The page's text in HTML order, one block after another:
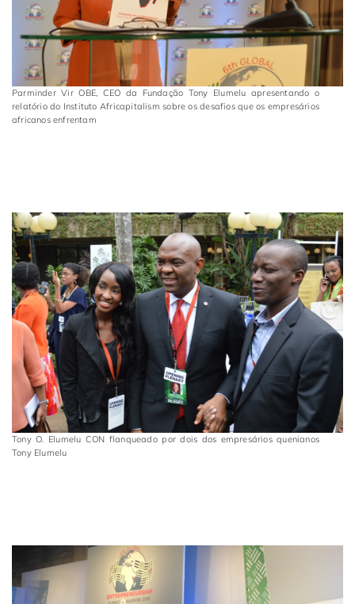
Parminder Vir OBE, CEO da Fundação Tony Elumelu apresentando o
relatório do Instituto Africapitalism sobre os desafios que os empresários
africanos enfrentam
Tony O. Elumelu CON flanqueado por dois dos empresários quenianos
Tony Elumelu